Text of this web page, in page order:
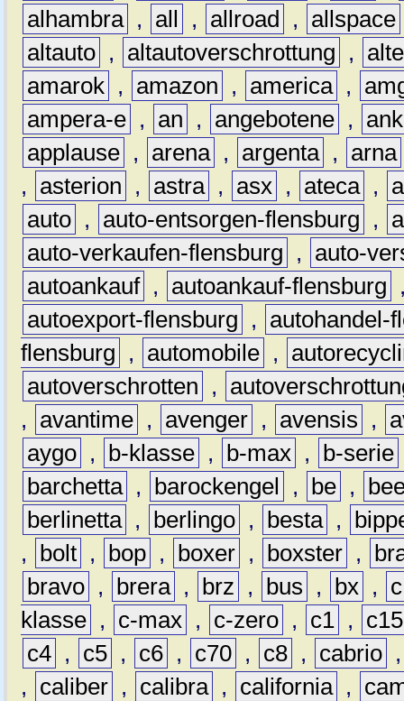
alhambra , all , allroad , allspace
altauto , altautoverschrottung ,
amarok , amazon , america ,
ampera-e , an , angebotene ,
applause , arena , argenta , arna
,
asterion , astra , asx , ateca ,
auto , auto-entsorgen-flensburg ,
auto-verkaufen-flensburg
,
auto-
autoankauf , autoankauf-flensburg
autoexport-flensburg
,
autohandel-
flensburg
, automobile ,
autoverschrotten
,
,
avantime , avenger , avensis ,
aygo , b-klasse , b-max , b-serie
barchetta , barockengel , be ,
berlinetta , berlingo , besta ,
,
bolt , bop , boxer , boxster ,
bravo , brera , brz , bus , bx ,
c
klasse , c-max , c-zero , c1 ,
c15
c4 , c5 , c6 , c70 , c8 , cabrio
,
caliber , calibra , california ,